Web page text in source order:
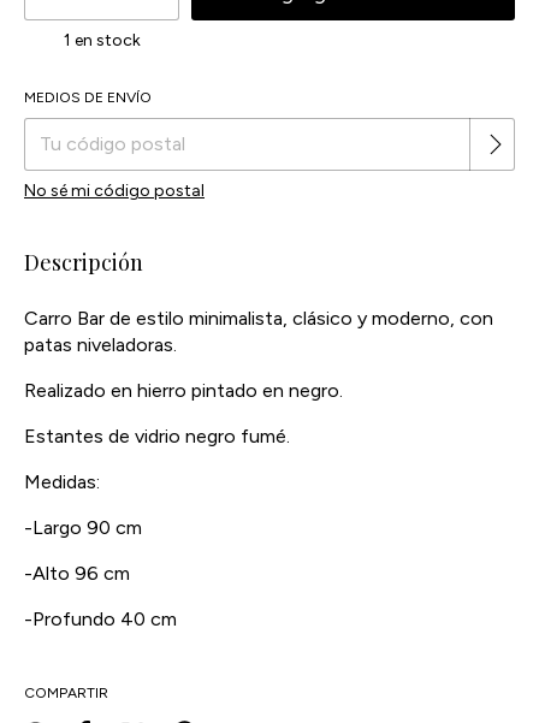
1 en stock
Entregas para el CP:
MEDIOS DE ENVÍO
No sé mi código postal
Descripción
Carro Bar de estilo minimalista, clásico y moderno, con
patas niveladoras.
Realizado en hierro pintado en negro.
Estantes de vidrio negro fumé.
Medidas:
-Largo 90 cm
-Alto 96 cm
-Profundo 40 cm
COMPARTIR